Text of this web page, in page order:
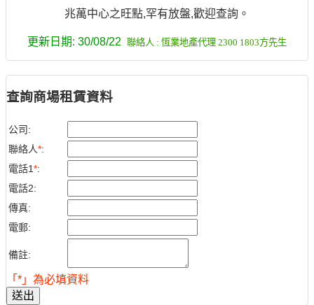
兆萬中心之旺點,罕有放盤,歡迎查詢。
更新日期: 30/08/22 聯絡人 : 恆業地產代理 2300 1803方先生
查詢商場租賃資料
公司:
聯絡人*:
電話1*:
電話2:
傳真:
電郵:
備註:
「*」為必填資料
送出